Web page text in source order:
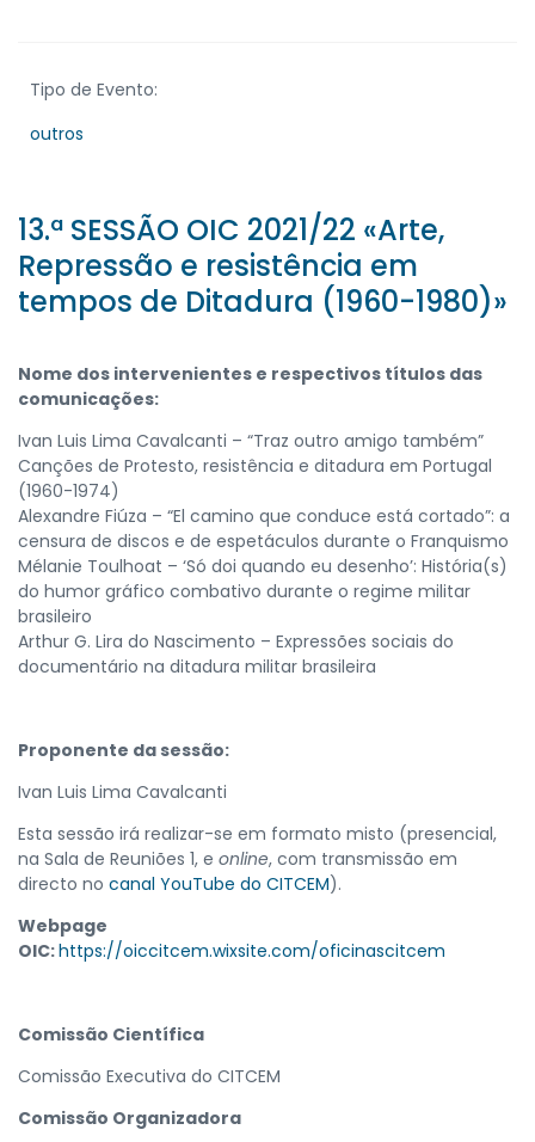
Tipo de Evento:
outros
13.ª SESSÃO OIC 2021/22 «Arte,
Repressão e resistência em
tempos de Ditadura (1960-1980)»
Nome dos intervenientes e respectivos títulos das
comunicações:
Ivan Luis Lima Cavalcanti – “Traz outro amigo também”
Canções de Protesto, resistência e ditadura em Portugal
(1960-1974)
Alexandre Fiúza – “El camino que conduce está cortado”: a
censura de discos e de espetáculos durante o Franquismo
Mélanie Toulhoat – ‘Só doi quando eu desenho’: História(s)
do humor gráfico combativo durante o regime militar
brasileiro
Arthur G. Lira do Nascimento – Expressões sociais do
documentário na ditadura militar brasileira
Proponente da sessão:
Ivan Luis Lima Cavalcanti
Esta sessão irá realizar-se em formato misto (presencial,
na Sala de Reuniões 1, e online, com transmissão em
directo no canal YouTube do CITCEM).
Webpage
OIC:https://oiccitcem.wixsite.com/oficinascitcem
Comissão Científica
Comissão Executiva do CITCEM
Comissão Organizadora